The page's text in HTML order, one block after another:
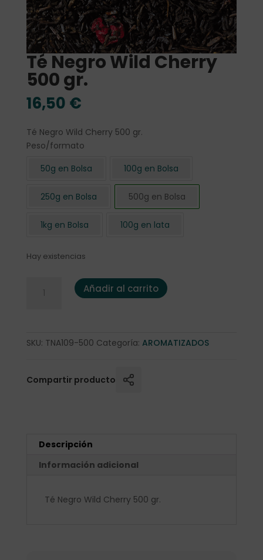
Té Negro Wild Cherry
500 gr.
16,50 €
Té Negro Wild Cherry 500 gr.
Peso/formato
50g en Bolsa
100g en Bolsa
250g en Bolsa 500g en Bolsa
1kg en Bolsa 100g en lata
Hay existencias
Té Negro Wild Cherry 500 gr. cantidad
Añadir al carrito
SKU: TNA109-500 Categoría: AROMATIZADOS
Compartir producto
Descripción
Información adicional
Té Negro Wild Cherry 500 gr.